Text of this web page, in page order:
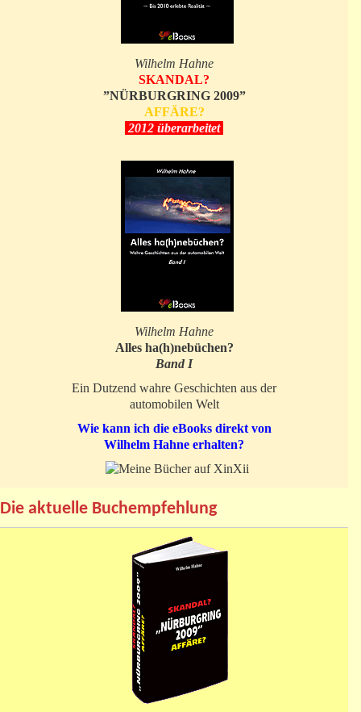
Wilhelm Hahne
SKANDAL?
”NÜRBURGRING 2009”
AFFÄRE?
2012 überarbeitet
Wilhelm Hahne
Alles ha(h)nebüchen?
Band I
Ein Dutzend wahre Geschichten aus der
automobilen Welt
Wie kann ich die eBooks direkt von
Wilhelm Hahne erhalten?
Die aktuelle Buchempfehlung